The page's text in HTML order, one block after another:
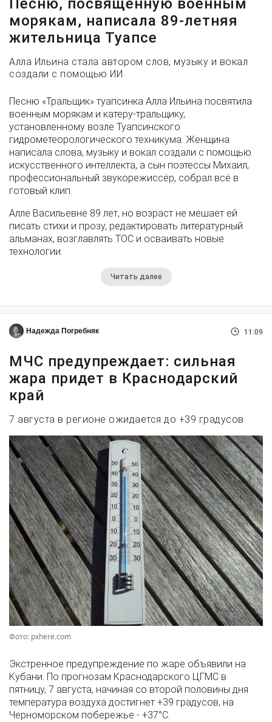
Песню, посвященную военным
морякам, написала 89-летняя
жительница Туапсе
Алла Ильина стала автором слов, музыку и вокал
создали с помощью ИИ
Песню «Тральщик» туапсинка Алла Ильина посвятила
военным морякам и катеру-тральщику,
установленному возле Туапсинского
гидрометеорологического техникума. Женщина
написала слова, музыку и вокал создали с помощью
искусственного интеллекта, а сын поэтессы Михаил,
профессиональный звукорежиссёр, собрал всё в
готовый клип.
Алле Васильевне 89 лет, но возраст не мешает ей
писать стихи и прозу, редактировать литературный
альманах, возглавлять ТОС и осваивать новые
технологии.
Читать далее
Надежда Погребняк 11:09
МЧС предупреждает: сильная
жара придет в Краснодарский
край
7 августа в регионе ожидается до +39 градусов
Фото: pxhere.com
Экстренное предупреждение по жаре объявили на
Кубани. По прогнозам Краснодарского ЦГМС в
пятницу, 7 августа, начиная со второй половины дня
температура воздуха достигнет +39 градусов, на
Черноморском побережье - +37°­С.